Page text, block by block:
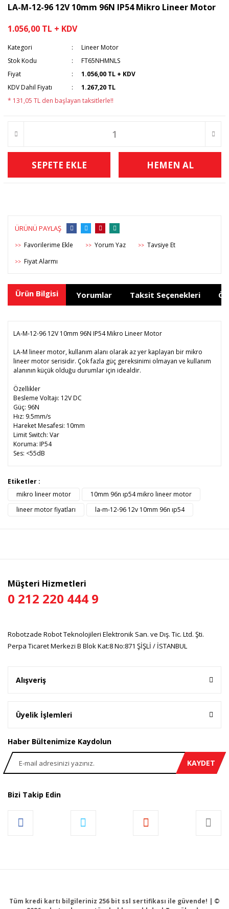
LA-M-12-96 12V 10mm 96N IP54 Mikro Lineer Motor
1.056,00 TL + KDV
Kategori
Lineer Motor
Stok Kodu
FT65NHMNLS
Fiyat
1.056,00 TL + KDV
KDV Dahil Fiyatı
1.267,20 TL
* 131,05 TL den başlayan taksitlerle!!
SEPETE EKLE HEMEN AL
ÜRÜNÜ PAYLAŞ
>> >> Yorum Yaz >> Tavsiye Et
>> Fiyat Alarmı
Ürün Bilgisi Yorumlar Taksit Seçenekleri
LA-M-12-96 12V 10mm 96N IP54 Mikro Lineer Motor
LA-M lineer motor, kullanım alanı olarak az yer kaplayan bir mikro
lineer motor serisidir. Çok fazla güç gereksinimi olmayan ve kullanım
alanının küçük olduğu durumlar için idealdir.
Özellikler
Besleme Voltajı: 12V DC
Güç: 96N
Hız: 9.5mm/s
Hareket Mesafesi: 10mm
Limit Switch: Var
Koruma: IP54
Ses: <55dB
Bu ürüne ilk yorumu siz yapın!
Bu ürünün fiyat bilgisi, resim, ürün açıklamalarında ve diğer
konularda yetersiz gördüğünüz noktaları öneri formunu
kullanarak tarafımıza iletebilirsiniz.
Görüş ve önerileriniz için teşekkür ederiz.
Etiketler :
mikro lineer motor
10mm 96n ıp54 mikro lineer motor
lineer motor fiyatları
la-m-12-96 12v 10mm 96n ıp54
Müşteri Hizmetleri
0 212 220 444 9
Robotzade Robot Teknolojileri Elektronik San. ve Dış. Tic. Ltd. Şti.
Perpa Ticaret Merkezi B Blok Kat:8 No:871 ŞİŞLİ / İSTANBUL
Alışveriş
Üyelik İşlemleri
Haber Bültenimize Kaydolun
KAYDET
Bizi Takip Edin
Tüm kredi kartı bilgileriniz 256 bit ssl sertifikası ile güvende! | ©